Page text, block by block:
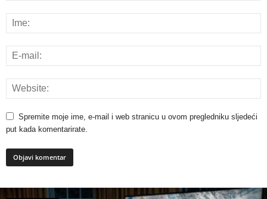
Spremite moje ime, e-mail i web stranicu u ovom pregledniku sljedeći
put kada komentarirate.